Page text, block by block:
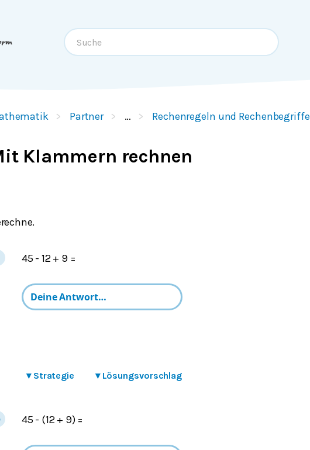
Partner … Rechenregeln und Rechenbegriffe
Klammern rechnen
45 - 12 + 9 =
▾ Strategie ▾ Lösungsvorschlag
45 - (12 + 9) =